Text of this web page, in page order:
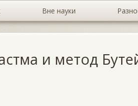
Вне науки
и метод